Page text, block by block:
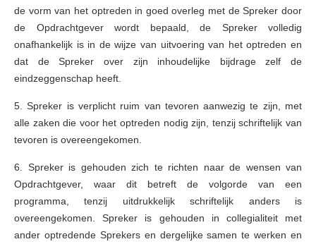
de vorm van het optreden in goed overleg met de Spreker door
de Opdrachtgever wordt bepaald, de Spreker volledig
onafhankelijk is in de wijze van uitvoering van het optreden en
dat de Spreker over zijn inhoudelijke bijdrage zelf de
eindzeggenschap heeft.
5. Spreker is verplicht ruim van tevoren aanwezig te zijn, met
alle zaken die voor het optreden nodig zijn, tenzij schriftelijk van
tevoren is overeengekomen.
6. Spreker is gehouden zich te richten naar de wensen van
Opdrachtgever, waar dit betreft de volgorde van een
programma, tenzij uitdrukkelijk schriftelijk anders is
overeengekomen. Spreker is gehouden in collegialiteit met
ander optredende Sprekers en dergelijke samen te werken en